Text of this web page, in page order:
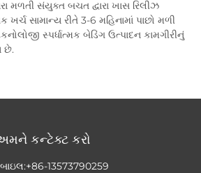
મળતી સંયુક્ત બચત દ્વારા ખાસ રિલીઝ
ખર્ચ સામાન્ય રીતે 3-6 મહિનામાં પાછો મળી
સ્પર્ધાત્મક બેડિંગ ઉત્પાદન કામગીરીનું
છે.
કન્ટેક્ટ કરો
+86-13573790259